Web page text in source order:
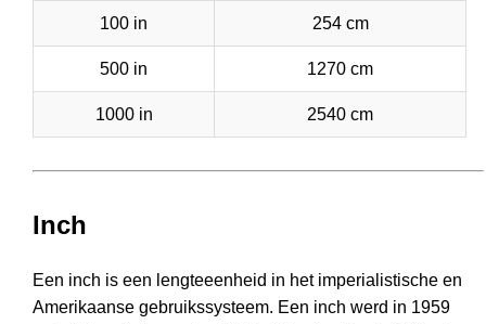
100 in 254 cm
500 in 1270 cm
1000 in 2540 cm
Inch
Een inch is een lengteeenheid in het imperialistische en
Amerikaanse gebruikssysteem. Een inch werd in 1959